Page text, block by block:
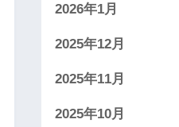
2026年1月
2025年12月
2025年11月
2025年10月